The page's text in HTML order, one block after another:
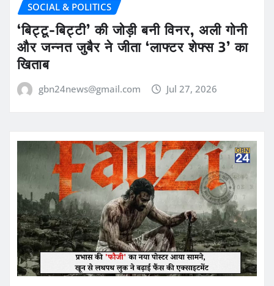
SOCIAL & POLITICS
‘बिट्टू-बिट्टी’ की जोड़ी बनी विनर, अली गोनी
और जन्नत जुबैर ने जीता ‘लाफ्टर शेफ्स 3’ का
खिताब
gbn24news@gmail.com Jul 27, 2026